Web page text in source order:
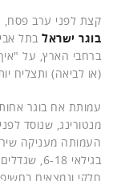
קצת לפני ערב
בוגר ישראל בתל
ברחבי הארץ, על
(או לביאה) ותצליח
עמותת אח בוגר
העמותה מעניקה
בגילאי 6-
חלקי ונמצאים